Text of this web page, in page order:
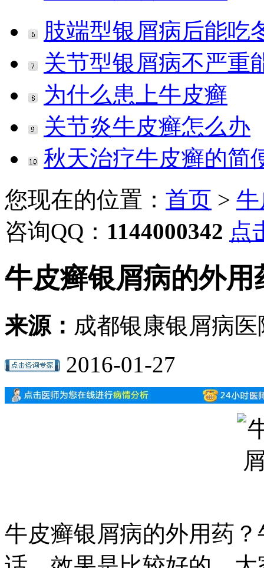
肢端型银屑病后能吃
关节型银屑病不严重
为什么患上牛皮癣
关节炎牛皮癣怎么办
秋天治疗牛皮癣的简
您现在的位置： 首页 >
咨询QQ： 1144000342 点
牛皮癣银屑病的外用
来源： 成都银康银屑病医
2016-01-27
牛皮癣银屑病的外用药